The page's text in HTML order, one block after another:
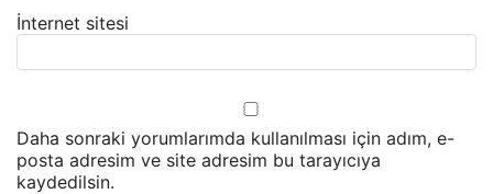
İnternet sitesi
Daha sonraki yorumlarımda kullanılması için adım, e-
posta adresim ve site adresim bu tarayıcıya
kaydedilsin.